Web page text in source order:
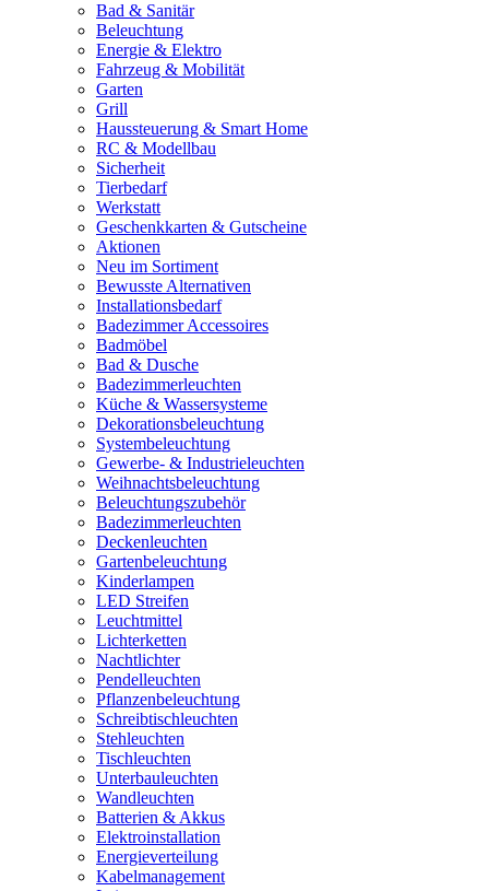
Bad & Sanitär
Beleuchtung
Energie & Elektro
Fahrzeug & Mobilität
Garten
Grill
Haussteuerung & Smart Home
RC & Modellbau
Sicherheit
Tierbedarf
Werkstatt
Geschenkkarten & Gutscheine
Aktionen
Neu im Sortiment
Bewusste Alternativen
Installationsbedarf
Badezimmer Accessoires
Badmöbel
Bad & Dusche
Badezimmerleuchten
Küche & Wassersysteme
Dekorationsbeleuchtung
Systembeleuchtung
Gewerbe- & Industrieleuchten
Weihnachtsbeleuchtung
Beleuchtungszubehör
Badezimmerleuchten
Deckenleuchten
Gartenbeleuchtung
Kinderlampen
LED Streifen
Leuchtmittel
Lichterketten
Nachtlichter
Pendelleuchten
Pflanzenbeleuchtung
Schreibtischleuchten
Stehleuchten
Tischleuchten
Unterbauleuchten
Wandleuchten
Batterien & Akkus
Elektroinstallation
Energieverteilung
Kabelmanagement